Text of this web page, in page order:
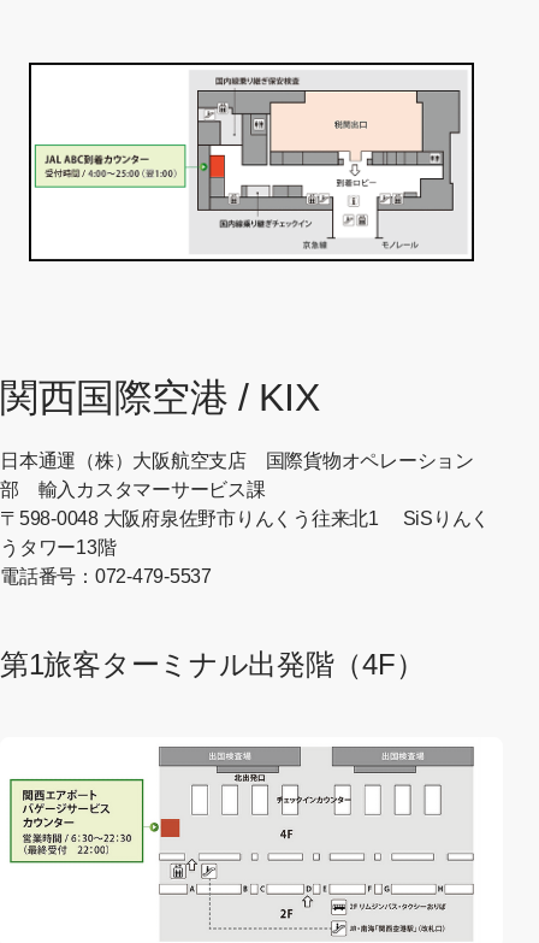
関西国際空港 / KIX
日本通運（株）大阪航空支店 国際貨物オペレーション
部 輸入カスタマーサービス課
〒598-0048 大阪府泉佐野市りんくう往来北1 SiSりんく
うタワー13階
電話番号：072-479-5537
第1旅客ターミナル出発階（4F）